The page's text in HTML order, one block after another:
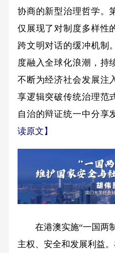
协商的新型治理哲学。
仅展现了对制度多样性
跨文明对话的缓冲机制
度融入全球化浪潮，持
不断为经济社会发展注
享逻辑突破传统治理范
自治的辩证统一中分享
读原文】
在港澳实施“一国两制
主权、安全和发展利益